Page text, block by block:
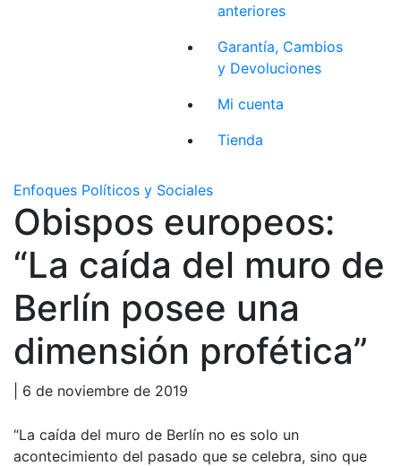
anteriores
Garantía, Cambios
y Devoluciones
Mi cuenta
Tienda
Enfoques Políticos y Sociales
Obispos europeos:
“La caída del muro de
Berlín posee una
dimensión profética”
| 6 de noviembre de 2019
“La caída del muro de Berlín no es solo un
acontecimiento del pasado que se celebra, sino que